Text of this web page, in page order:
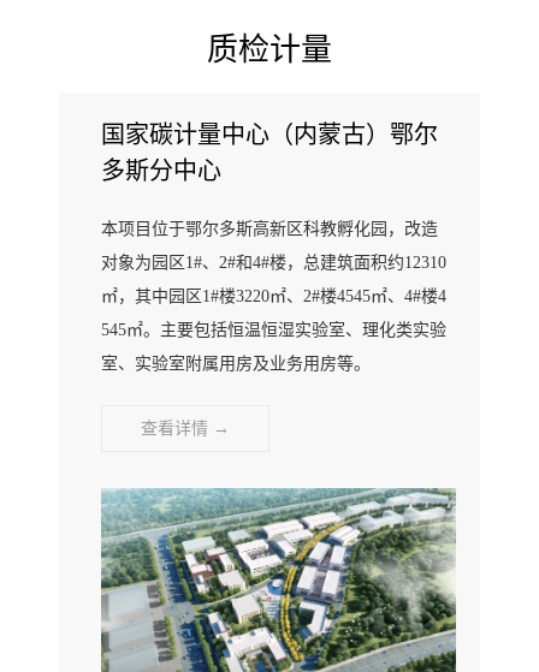
质检计量
国家碳计量中心（内蒙古）鄂尔
多斯分中心
本项目位于鄂尔多斯高新区科教孵化园，改造
对象为园区1#、2#和4#楼，总建筑面积约12310
㎡，其中园区1#楼3220㎡、2#楼4545㎡、4#楼4
545㎡。主要包括恒温恒湿实验室、理化类实验
室、实验室附属用房及业务用房等。
查看详情 →